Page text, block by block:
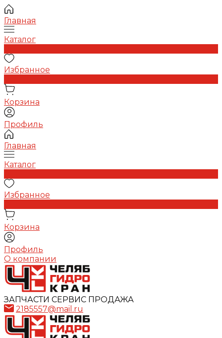
Главная
Каталог
Избранное
Корзина
Профиль
Главная
Каталог
Избранное
Корзина
Профиль
О компании
ЗАПЧАСТИ СЕРВИС ПРОДАЖА
2185557@mail.ru